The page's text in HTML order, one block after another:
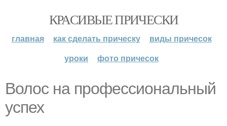
КРАСИВЫЕ ПРИЧЕСКИ
главная как сделать прическу
виды причесок
уроки
фото причесок
Волос на профессиональный
успех